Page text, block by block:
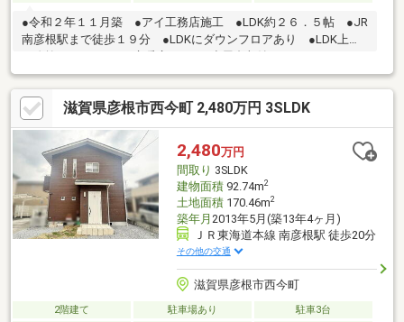
●令和２年１１月築 ●アイ工務店施工 ●LDK約２６．５帖 ●JR
南彦根駅まで徒歩１９分 ●LDKにダウンフロアあり ●LDK上部
パントリーあり ●納戸あり ■駐車３台可能（駐車台数は車種に
よる。） ■敷地内に電柱、支線あり
滋賀県彦根市西今町 2,480万円 3SLDK
2,480万円
間取り 3SLDK
建物面積92.74m2
土地面積170.46m2
築年月 2013年5月(築13年4ヶ月)
ＪＲ東海道本線 南彦根駅 徒歩20分
その他の交通
滋賀県彦根市西今町
2階建て 駐車場あり
駐車3台